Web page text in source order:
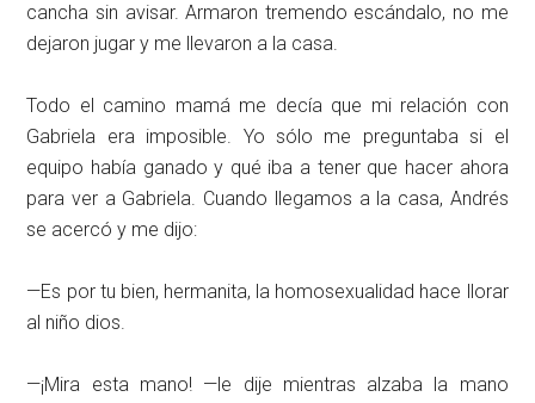
cancha sin avisar. Armaron tremendo escándalo, no me
dejaron jugar y me llevaron a la casa.
Todo el camino mamá me decía que mi relación con
Gabriela era imposible. Yo sólo me preguntaba si el
equipo había ganado y qué iba a tener que hacer ahora
para ver a Gabriela. Cuando llegamos a la casa, Andrés
se acercó y me dijo:
—Es por tu bien, hermanita, la homosexualidad hace llorar
al niño dios.
—¡Mira esta mano! —le dije mientras alzaba la mano